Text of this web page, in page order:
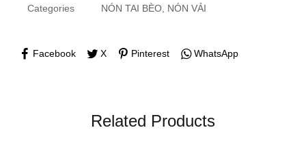
Categories NÓN TAI BÈO, NÓN VẢI
Facebook X Pinterest WhatsApp
Related Products